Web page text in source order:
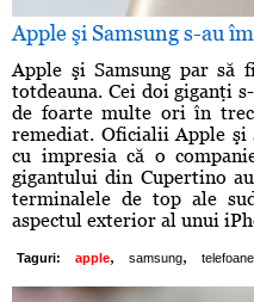
Apple şi Samsung s-au
Apple şi Samsung par să
totdeauna. Cei doi giganţi
de foarte multe ori în
remediat. Oficialii Apple
cu impresia că o
gigantului din Cupertino
terminalele de top ale
aspectul exterior al unui
Taguri: apple, samsung, telefoane